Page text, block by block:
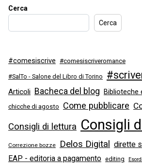
Cerca
Cerca
#comesiscrive #comesiscriveromance
#SalTo - Salone del Libro di Torino
Articoli Bacheca del blog Biblioteche
chicche di agosto Come pubblicare
Consigli di lettura Consigli
Correzione bozze Delos Digital
dirette
EAP - editoria a pagamento editing